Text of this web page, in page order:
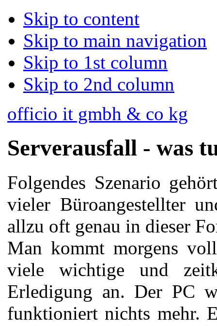
Skip to content
Skip to main navigation
Skip to 1st column
Skip to 2nd column
officio it gmbh & co kg
Serverausfall - was
Folgendes Szenario
vieler Büroangestellter
allzu oft genau in dieser
Man kommt morgens
viele wichtige und
Erledigung an. Der PC
funktioniert nichts mehr.